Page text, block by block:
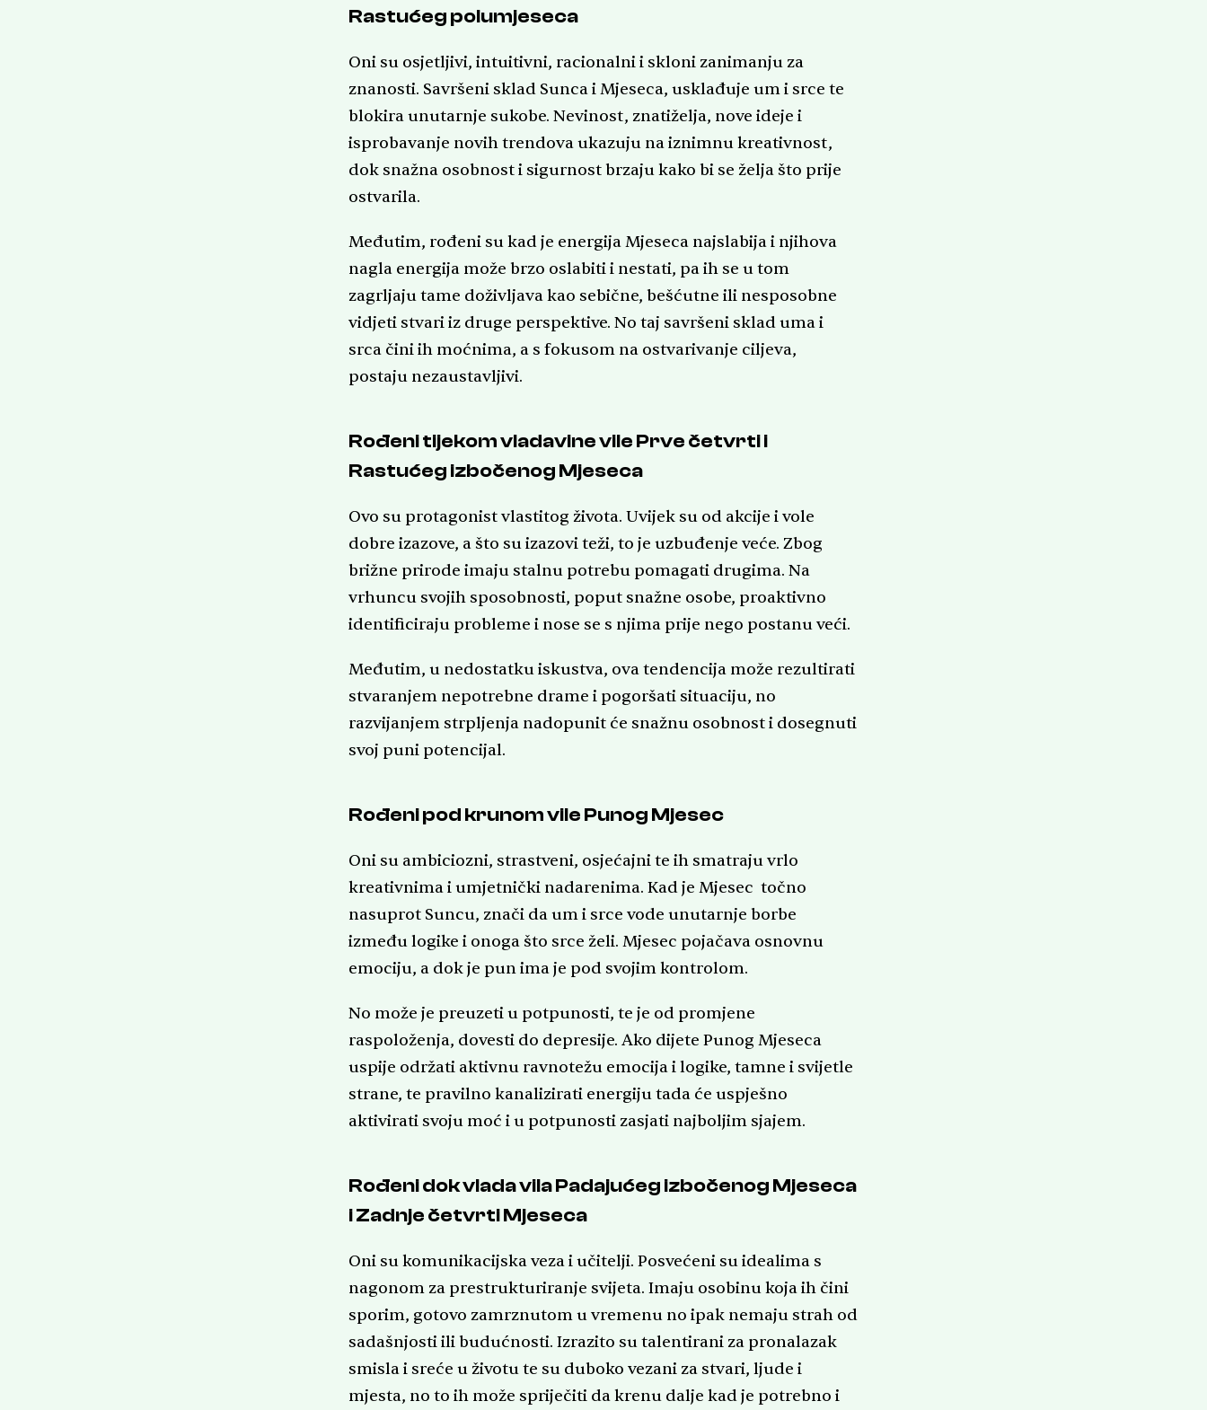
Rastućeg polumjeseca
Oni su osjetljivi, intuitivni, racionalni i skloni zanimanju za
znanosti. Savršeni sklad Sunca i Mjeseca, usklađuje um i srce te
blokira unutarnje sukobe. Nevinost, znatiželja, nove ideje i
isprobavanje novih trendova ukazuju na iznimnu kreativnost,
dok snažna osobnost i sigurnost brzaju kako bi se želja što prije
ostvarila.
Međutim, rođeni su kad je energija Mjeseca najslabija i njihova
nagla energija može brzo oslabiti i nestati, pa ih se u tom
zagrljaju tame doživljava kao sebične, bešćutne ili nesposobne
vidjeti stvari iz druge perspektive. No taj savršeni sklad uma i
srca čini ih moćnima, a s fokusom na ostvarivanje ciljeva,
postaju nezaustavljivi.
Rođeni tijekom vladavine vile Prve četvrti i
Rastućeg izbočenog Mjeseca
Ovo su protagonist vlastitog života. Uvijek su od akcije i vole
dobre izazove, a što su izazovi teži, to je uzbuđenje veće. Zbog
brižne prirode imaju stalnu potrebu pomagati drugima. Na
vrhuncu svojih sposobnosti, poput snažne osobe, proaktivno
identificiraju probleme i nose se s njima prije nego postanu veći.
Međutim, u nedostatku iskustva, ova tendencija može rezultirati
stvaranjem nepotrebne drame i pogoršati situaciju, no
razvijanjem strpljenja nadopunit će snažnu osobnost i dosegnuti
svoj puni potencijal.
Rođeni pod krunom vile Punog Mjesec
Oni su ambiciozni, strastveni, osjećajni te ih smatraju vrlo
kreativnima i umjetnički nadarenima. Kad je Mjesec točno
nasuprot Suncu, znači da um i srce vode unutarnje borbe
između logike i onoga što srce želi. Mjesec pojačava osnovnu
emociju, a dok je pun ima je pod svojim kontrolom.
No može je preuzeti u potpunosti, te je od promjene
raspoloženja, dovesti do depresije. Ako dijete Punog Mjeseca
uspije održati aktivnu ravnotežu emocija i logike, tamne i svijetle
strane, te pravilno kanalizirati energiju tada će uspješno
aktivirati svoju moć i u potpunosti zasjati najboljim sjajem.
Rođeni dok vlada vila Padajućeg izbočenog Mjeseca
i Zadnje četvrti Mjeseca
Oni su komunikacijska veza i učitelji. Posvećeni su idealima s
nagonom za prestrukturiranje svijeta. Imaju osobinu koja ih čini
sporim, gotovo zamrznutom u vremenu no ipak nemaju strah od
sadašnjosti ili budućnosti. Izrazito su talentirani za pronalazak
smisla i sreće u životu te su duboko vezani za stvari, ljude i
mjesta, no to ih može spriječiti da krenu dalje kad je potrebno i